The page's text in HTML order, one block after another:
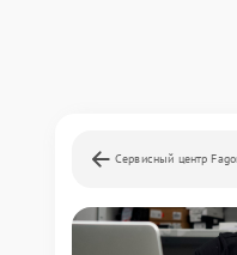
Сервисный центр